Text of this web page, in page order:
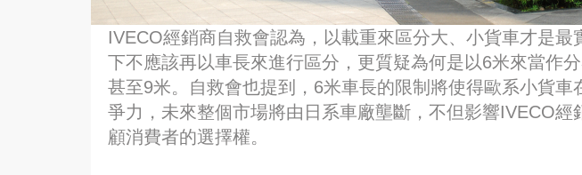
IVECO經銷商自救會認為，以載重來區分大、小貨車才是最
下不應該再以車長來進行區分，更質疑為何是以6米來當作
甚至9米。自救會也提到，6米車長的限制將使得歐系小貨車
爭力，未來整個市場將由日系車廠壟斷，不但影響IVECO經
顧消費者的選擇權。